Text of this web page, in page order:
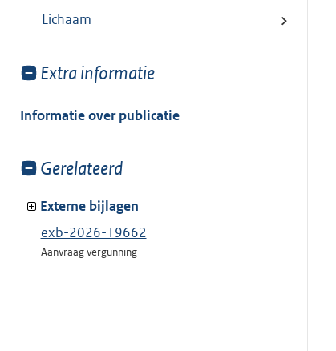
van:
Lichaam
Toon
van:
Extra informatie
Informatie over publicatie
Toon
van:
Gerelateerd
Externe bijlagen
exb-2026-19662
Aanvraag vergunning